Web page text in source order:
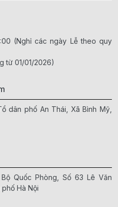
(Nghỉ các ngày Lễ theo quy
từ 01/01/2026)
dân phố An Thái, Xã Bình Mỹ,
Quốc Phòng, Số 63 Lê Văn
Hà Nội